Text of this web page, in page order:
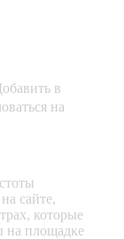
в
на
сайте,
которые
на площадке